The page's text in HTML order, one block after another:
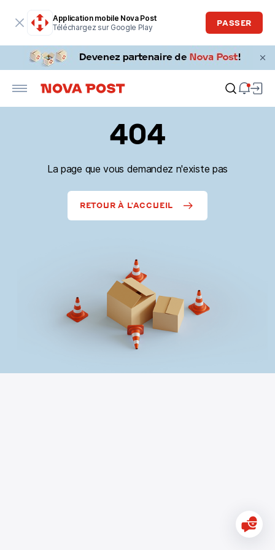
Application mobile Nova Post
Téléchargez sur Google Play
PASSER
404
La page que vous demandez n'existe pas
RETOUR À L'ACCUEIL